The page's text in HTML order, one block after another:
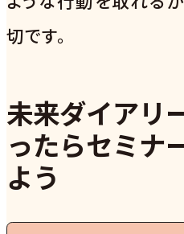
切です。
未来ダイアリ
ったらセミナ
よう